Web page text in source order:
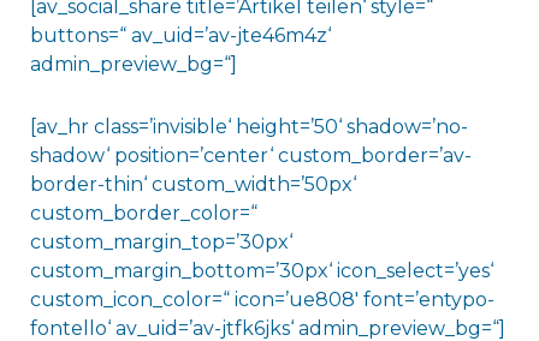
[av_social_share title=’Artikel teilen‘ style=“
buttons=“ av_uid=’av-jte46m4z‘
admin_preview_bg=“]
[av_hr class=’invisible‘ height=’50‘ shadow=’no-
shadow‘ position=’center‘ custom_border=’av-
border-thin‘ custom_width=’50px‘
custom_border_color=“
custom_margin_top=’30px‘
custom_margin_bottom=’30px‘ icon_select=’yes‘
custom_icon_color=“ icon=’ue808′ font=’entypo-
fontello‘ av_uid=’av-jtfk6jks‘ admin_preview_bg=“]